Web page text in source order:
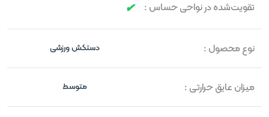
تقویت‌شده در نواحی حساس :
نوع محصول : دستکش ورزشی
میزان عایق حرارتی : متوسط